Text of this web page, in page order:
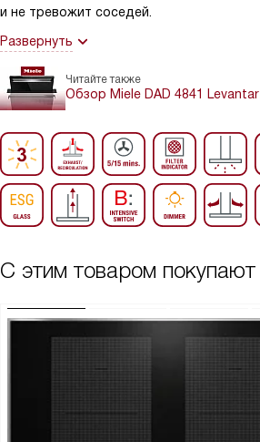
и не тревожит соседей.
Развернуть
Читайте также
Обзор Miele DAD 4841 Levantar
С этим товаром покупают